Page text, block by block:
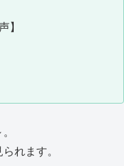
】
れます。